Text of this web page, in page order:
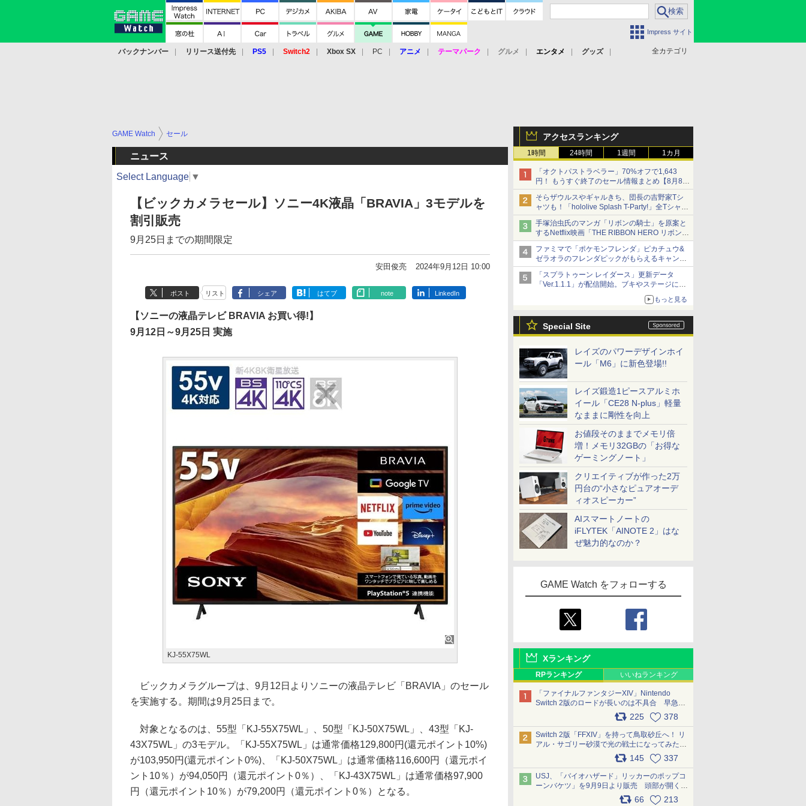
Impress サイト
全カテゴリ
バックナンバー リリース送付先 PS5 Switch2 Xbox SX PC アニメ テーマパーク グルメ エンタメ
グッズ
アクセスランキング
1時間 24時間 1週間 1カ月
「オクトパストラベラー」70%オフで1,643
円！ もうすぐ終了のセール情報まとめ【8月8日
更新】
ニンテンドーeショップでは「大神 絶景版」が
67%オフで990円
そらザウルスやギャルきち、団長の吉野家Tシ
ャツも！「hololive Splash T-Party!」全Tシャツ
ラインナップ公開＆オンライン販売開始
手塚治虫氏のマンガ「リボンの騎士」を原案と
するNetflix映画「THE RIBBON HERO リボンヒ
ーロー」本日配信開始
ファミマで「ポケモンフレンダ」ピカチュウ&
ゼラオラのフレンダピックがもらえるキャンペ
ーン開催！
「スプラトゥーン レイダース」更新データ
「Ver.1.1.1」が配信開始。ブキやステージに関
もっと見る
Special Site
レイズのパワーデザインホイ
ール「M6」に新色登場!!
レイズ鍛造1ピースアルミホ
イール「CE28 N-plus」軽量
なままに剛性を向上
お値段そのままでメモリ倍
増！メモリ32GBの「お得な
ゲーミングノート」
クリエイティブが作った2万
円台の“小さなピュアオーデ
ィオスピーカー”
AIスマートノートの
iFLYTEK「AINOTE 2」はな
ぜ魅力的なのか？
GAME Watch をフォローする
Xランキング
RPランキング いいねランキング
「ファイナルファンタジーXIV」Nintendo
Switch 2版のロードが長いのは不具合 早急に
アップデートできるよう対応中225 378
Switch 2版「FFXIV」を持って鳥取砂丘へ！ リ
アル・サゴリー砂漠で光の戦士になってみた
145 337
USJ、「バイオハザード」リッカーのポップコ
ーンバケツ」を9月9日より販売 頭部が開く仕
組み。味は恐怖を堪のう「味噌フレーバー」
66 213
GAME Watch セール
ニュース
Select Language ▼
【ビックカメラセール】ソニー4K液晶「BRAVIA」3モデルを
割引販売
9月25日までの期間限定
安田俊亮 2024年9月12日 10:00
ポスト リスト シェア はてブ note LinkedIn
【ソニーの液晶テレビ BRAVIA お買い得!】
9月12日～9月25日 実施
KJ-55X75WL
ビックカメラグループは、9月12日よりソニーの液晶テレビ「BRAVIA」のセール
を実施する。期間は9月25日まで。
対象となるのは、55型「KJ-55X75WL」、50型「KJ-50X75WL」、43型「KJ-
43X75WL」の3モデル。「KJ-55X75WL」は通常価格129,800円(還元ポイント10%)
が103,950円(還元ポイント0%)、「KJ-50X75WL」は通常価格116,600円（還元ポイ
ント10％）が94,050円（還元ポイント0％）、「KJ-43X75WL」は通常価格97,900
円（還元ポイント10％）が79,200円（還元ポイント0％）となる。